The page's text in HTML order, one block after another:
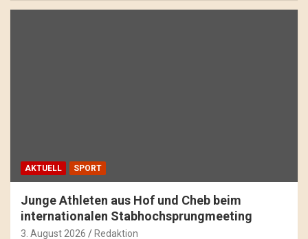
AKTUELL SPORT
Junge Athleten aus Hof und Cheb beim
internationalen Stabhochsprungmeeting
3. August 2026 Redaktion